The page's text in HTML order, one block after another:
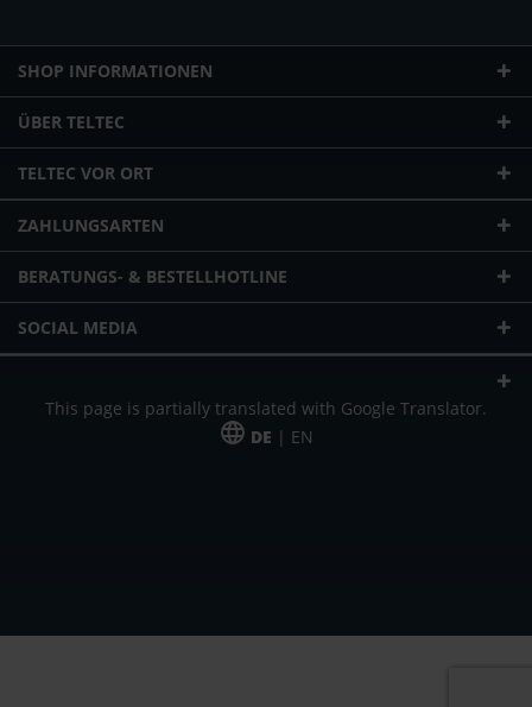
SHOP INFORMATIONEN
ÜBER TELTEC
TELTEC VOR ORT
ZAHLUNGSARTEN
BERATUNGS- & BESTELLHOTLINE
SOCIAL MEDIA
This page is partially translated with Google Translator.
DE | EN